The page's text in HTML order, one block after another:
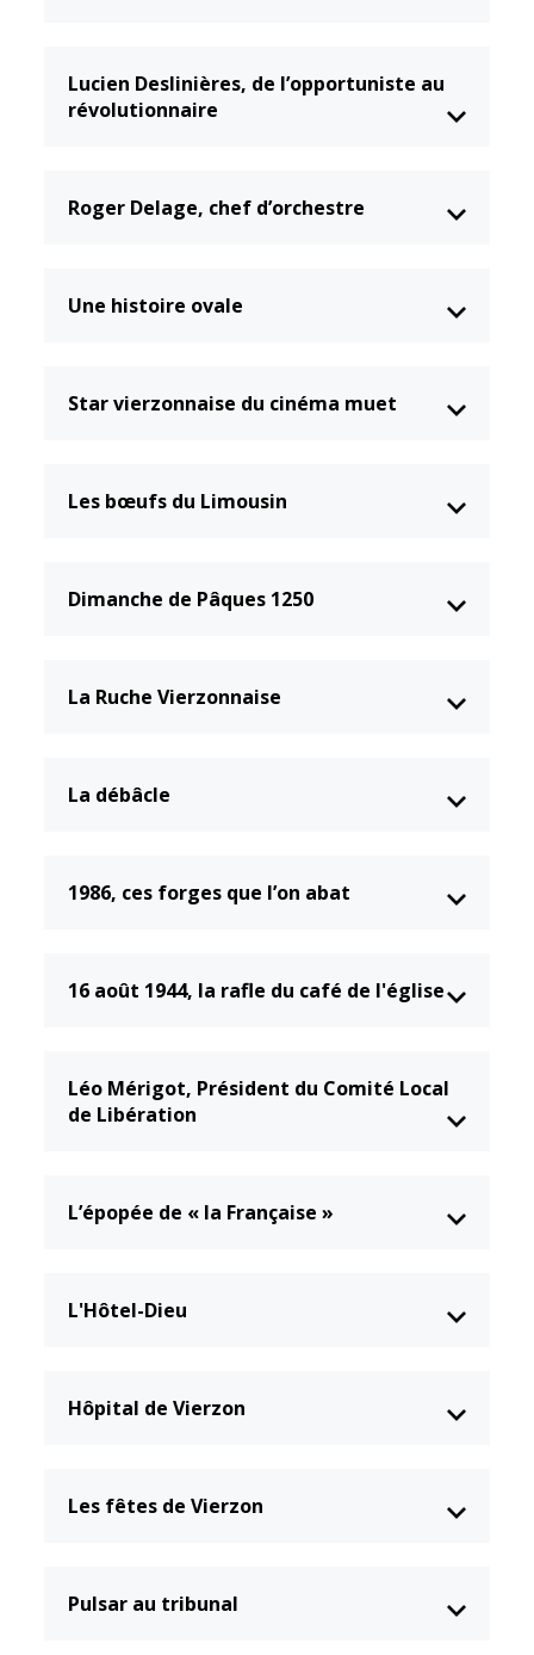
Lucien Deslinières, de l’opportuniste au
révolutionnaire
Roger Delage, chef d’orchestre
Une histoire ovale
Star vierzonnaise du cinéma muet
Les bœufs du Limousin
Dimanche de Pâques 1250
La Ruche Vierzonnaise
La débâcle
1986, ces forges que l’on abat
16 août 1944, la rafle du café de l'église
Léo Mérigot, Président du Comité Local
de Libération
L’épopée de « la Française »
L'Hôtel-Dieu
Hôpital de Vierzon
Les fêtes de Vierzon
Pulsar au tribunal